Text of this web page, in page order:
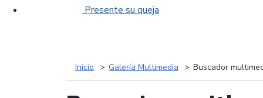
Presente su queja
Inicio Galería Multimedia Buscador